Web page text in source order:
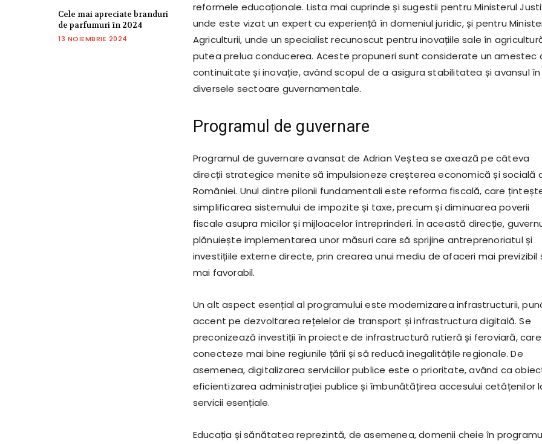
Cele mai apreciate branduri
de parfumuri în 2024
13 NOIEMBRIE 2024
reformele educaționale. Lista mai cuprinde și sugestii pentru Ministerul
unde este vizat un expert cu experiență în domeniul juridic, și pentru
Agriculturii, unde un specialist recunoscut pentru inovațiile sale în
putea prelua conducerea. Aceste propuneri sunt considerate un amestec
continuitate și inovație, având scopul de a asigura stabilitatea și avansul în
diversele sectoare guvernamentale.
Programul de guvernare
Programul de guvernare avansat de Adrian Veștea se axează pe câteva
direcții strategice menite să impulsioneze creșterea economică și socială
României. Unul dintre pilonii fundamentali este reforma fiscală, care
simplificarea sistemului de impozite și taxe, precum și diminuarea poverii
fiscale asupra micilor și mijloacelor întreprinderi. În această direcție,
plănuiește implementarea unor măsuri care să sprijine antreprenoriatul și
investițiile externe directe, prin crearea unui mediu de afaceri mai previzibil
mai favorabil.
Un alt aspect esențial al programului este modernizarea infrastructurii,
accent pe dezvoltarea rețelelor de transport și infrastructura digitală. Se
preconizează investiții în proiecte de infrastructură rutieră și feroviară,
conecteze mai bine regiunile țării și să reducă inegalitățile regionale. De
asemenea, digitalizarea serviciilor publice este o prioritate, având ca
eficientizarea administrației publice și îmbunătățirea accesului cetățenilor
servicii esențiale.
Educația și sănătatea reprezintă, de asemenea, domenii cheie în